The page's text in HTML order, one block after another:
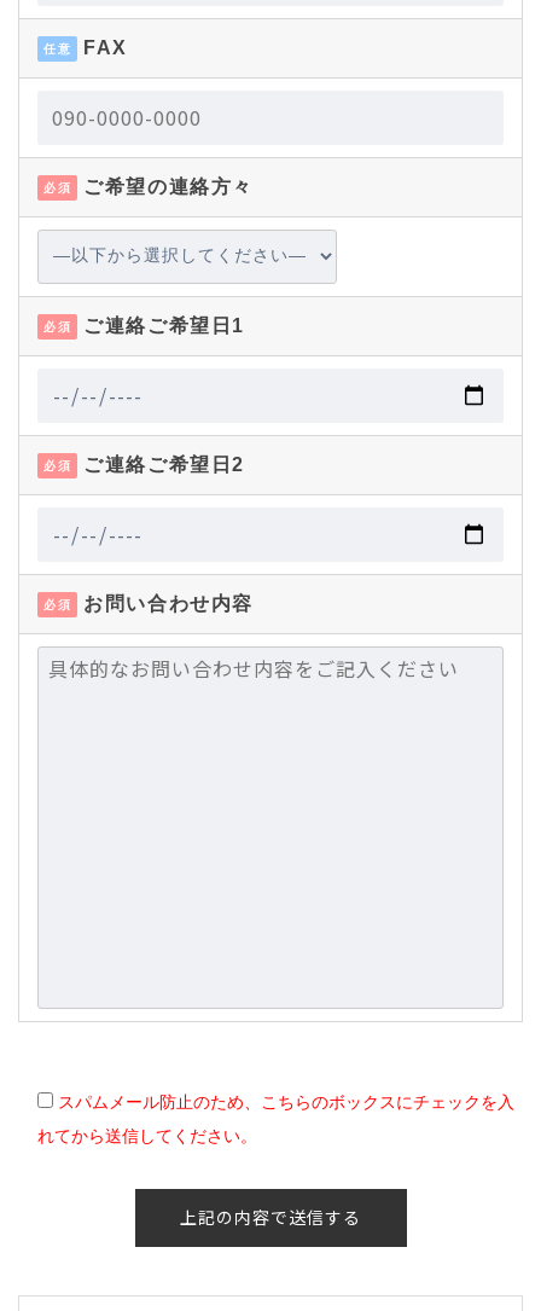
任意 FAX
必須 ご希望の連絡方々
必須 ご連絡ご希望日1
必須 ご連絡ご希望日2
必須 お問い合わせ内容
れてから送信してください。
歯科居抜き物件